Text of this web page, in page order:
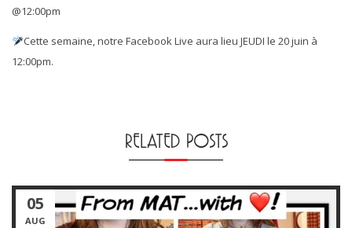
@12:00pm
Cette semaine, notre Facebook Live aura lieu JEUDI le 20 juin à
12:00pm.
RELATED POSTS
05
AUG